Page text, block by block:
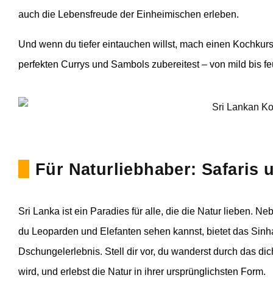
auch die Lebensfreude der Einheimischen erleben.
Und wenn du tiefer eintauchen willst, mach einen
perfekten Currys und Sambols zubereitest – von mild bis
Für Naturliebhaber: Safaris
Sri Lanka ist ein Paradies für alle, die die Natur lieben.
du Leoparden und Elefanten sehen kannst, bietet das
Dschungelerlebnis. Stell dir vor, du wanderst durch das
wird, und erlebst die Natur in ihrer ursprünglichsten Form.